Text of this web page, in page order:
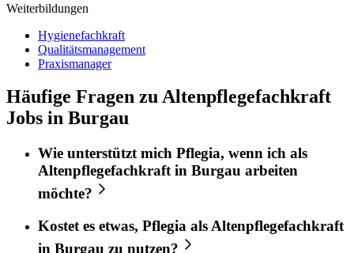
Weiterbildungen
Hygienefachkraft
Qualitätsmanagement
Praxismanager
Häufige Fragen zu Altenpflegefachkraft
Jobs in Burgau
Wie unterstützt mich Pflegia, wenn ich als
Altenpflegefachkraftin Burgau arbeiten
möchte?
Kostet es etwas, Pflegia als Altenpflegefachkraft
in Burgau zu nutzen?